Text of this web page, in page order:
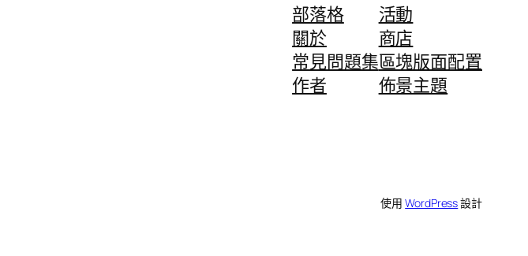
部落格
關於
常見問題集
作者
活動
商店
區塊版面配置
佈景主題
使用WordPress設計